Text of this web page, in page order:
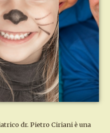
dr. Pietro Ciriani è una